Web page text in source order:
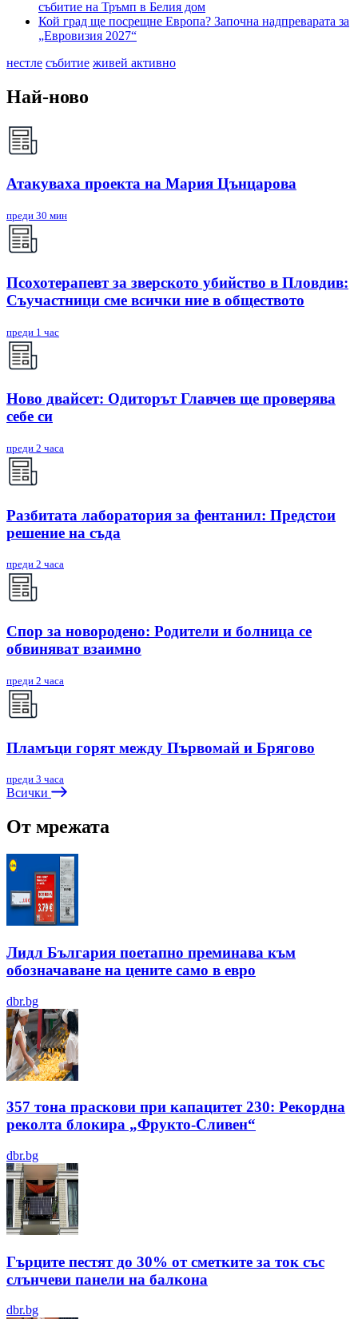
събитие на Тръмп в Белия дом
Кой град ще посрещне Европа? Започна надпреварата за
„Евровизия 2027“
нестле събитие живей активно
Най-ново
Атакуваха проекта на Мария Цънцарова
преди 30 мин
Псохотерапевт за зверското убийство в Пловдив:
Съучастници сме всички ние в обществото
преди 1 час
Ново двайсет: Одиторът Главчев ще проверява
себе си
преди 2 часа
Разбитата лаборатория за фентанил: Предстои
решение на съда
преди 2 часа
Спор за новородено: Родители и болница се
обвиняват взаимно
преди 2 часа
Пламъци горят между Първомай и Брягово
преди 3 часа
Всички
От мрежата
Лидл България поетапно преминава към
обозначаване на цените само в евро
dbr.bg
357 тона праскови при капацитет 230: Рекордна
реколта блокира „Фрукто-Сливен“
dbr.bg
Гърците пестят до 30% от сметките за ток със
слънчеви панели на балкона
dbr.bg